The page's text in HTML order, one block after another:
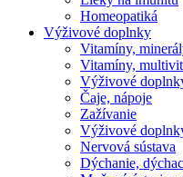
Homeopatiká
Výživové doplnky
Vitamíny,
Vitamíny,
Výživové
Čaje, nápoje
Zažívanie
Výživové
Nervová sústava
Dýchanie,